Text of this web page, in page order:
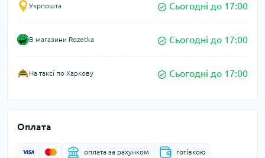
Укрпошта Сьогодні до 17:00
В магазини Rozetka Сьогодні до 17:00
На таксі по Харкову Сьогодні до 17:00
Оплата
оплата за рахунком готівкою